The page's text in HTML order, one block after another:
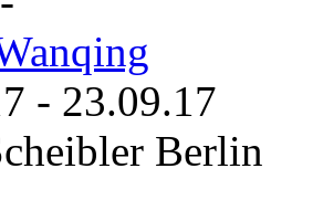
- 23.09.17
Berlin